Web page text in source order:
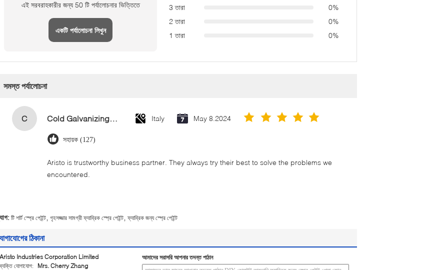
এই সরবরাহকারীর জন্য 50 টি পর্যালোচনার ভিত্তিতে
একটি পর্যালোচনা লিখুন
3 তারা
0%
2 তারা
0%
1 তারা
0%
সমস্ত পর্যালোচনা
C Cold Galvanizing Zinc Spray Paint 400ml Italy May 8.2024
সহায়ক (127)
Aristo is trustworthy business partner. They always try their best to solve the problems we
encountered.
টি শার্ট স্প্রে পেইন্ট গৃহসজ্জার সামগ্রী ফ্যাব্রিক স্প্রে পেইন্ট ফ্যাব্রিক জন্য স্প্রে পেইন্ট
ঠিকানা
Aristo Industries Corporation Limited
ব্যক্তি যোগাযোগ:
Mrs. Cherry Zhang
আমাদের সরাসরি আপনার তদন্ত পাঠান